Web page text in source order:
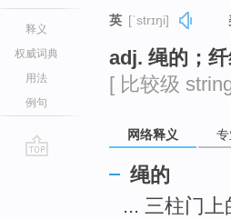
释义
权威词典
用法
例句
英 [ˈstrɪŋi]
adj. 绳的；
[ 比较级
网络释义
绳的
... 三柱门